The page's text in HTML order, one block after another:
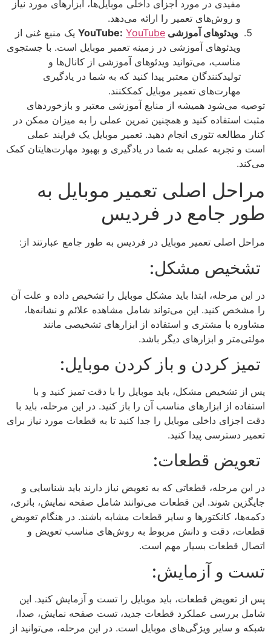
مفیدی در مورد اجزای داخلی موبایل‌ها، ابزارهای مورد نیاز
و روش‌های تعمیر را ارائه می‌دهد.
ویدئوهای آموزشی YouTube: YouTube
یک منبع غنی از
ویدئوهای آموزشی در زمینه تعمیر موبایل است. با جستجوی
مناسب، می‌توانید ویدئوهای آموزشی از کانال‌ها و
تولیدکنندگان معتبر پیدا کنید که به شما در یادگیری
مهارت‌های تعمیر موبایل کمککنند.
توصیه می‌شود همیشه از منابع آموزشی معتبر و بازخوردهای
مثبت استفاده کنید و همچنین تمرین عملی را به میزان ممکن در
کنار مطالعه تئوری انجام دهید. تعمیر موبایل یک فرایند عملی
است و تجربه عملی به شما در یادگیری و بهبود مهارت‌هایتان کمک
می‌کند.
مراحل اصلی تعمیر موبایل به
طور جامع در فردیس
مراحل اصلی تعمیر موبایل در فردیس به طور جامع عبارتند از:
تشخیص مشکل:
در این مرحله، ابتدا باید مشکل موبایل را تشخیص داده و علت آن
را مشخص کنید. این می‌تواند شامل مشاهده علائم و نشانه‌ها،
مشاوره با مشتری و استفاده از ابزارهای تشخیصی مانند
مولتی‌متر و ابزارهای دیگر باشد.
تمیز کردن و باز کردن موبایل:
پس از تشخیص مشکل، باید موبایل را با دقت تمیز کنید و با
استفاده از ابزارهای مناسب آن را باز کنید. در این مرحله، باید با
دقت اجزای داخلی موبایل را جدا کنید تا به قطعات مورد نیاز برای
تعمیر دسترسی پیدا کنید.
تعویض قطعات:
در این مرحله، قطعاتی که به تعویض نیاز دارند باید شناسایی و
جایگزین شوند. این قطعات می‌توانند شامل صفحه نمایش، باتری،
دکمه‌ها، کانکتورها و سایر قطعات مشابه باشند. در هنگام تعویض
قطعات، دقت و دانش مربوط به روش‌های مناسب تعویض و
اتصال قطعات بسیار مهم است.
تست و آزمایش:
پس از تعویض قطعات، باید موبایل را تست و آزمایش کنید. این
شامل بررسی عملکرد قطعات جدید، تست صفحه نمایش، صدا،
شبکه و سایر ویژگی‌های موبایل است. در این مرحله، می‌توانید از